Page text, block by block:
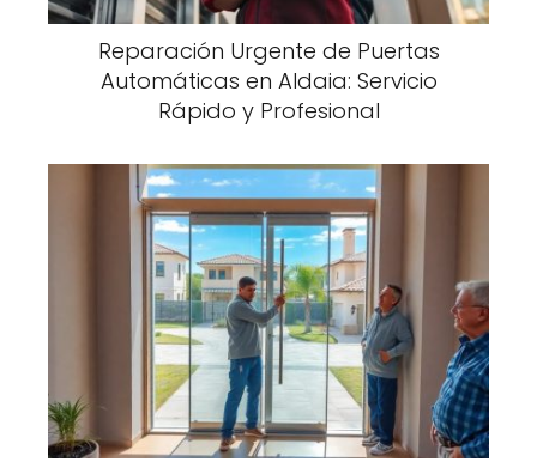
Reparación Urgente de Puertas
Automáticas en Aldaia: Servicio
Rápido y Profesional